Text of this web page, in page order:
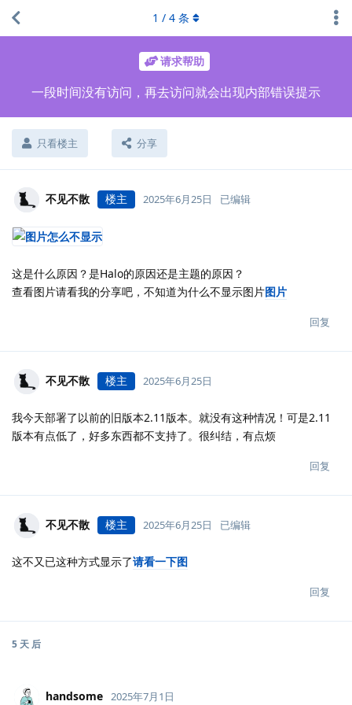
请求帮助
一段时间没有访问，再去访问就会出现内部错误提示
只看楼主 分享
1 / 4 条
不见不散 楼主 2025年6月25日 已编辑
这是什么原因？是Halo的原因还是主题的原因？
查看图片请看我的分享吧，不知道为什么不显示图片图片
回复
不见不散 楼主 2025年6月25日
我今天部署了以前的旧版本2.11版本。就没有这种情况！可是2.11
版本有点低了，好多东西都不支持了。很纠结，有点烦
回复
不见不散 楼主 2025年6月25日 已编辑
这不又已这种方式显示了请看一下图
回复
5 天 后
handsome 2025年7月1日